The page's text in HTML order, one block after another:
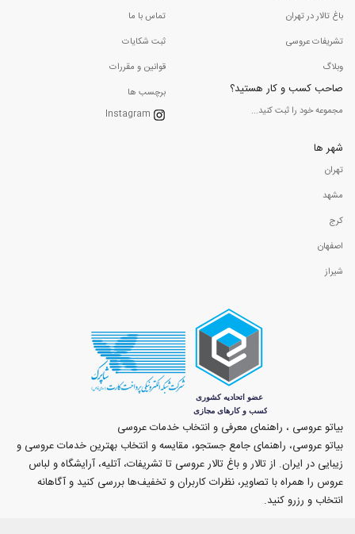
باغ تالار در تهران
تشریفات عروسی
وبلاگ
صاحب کسب و کار هستید؟
مجموعه خود را ثبت کنید...
تماس با ما
ثبت شکایات
قوانین و مقررات
برچسب ها
Instagram
شهر ها
تهران
مشهد
کرج
اصفهان
شیراز
بیاتو عروسی ، راهنمای معرفی و انتخاب خدمات عروسی
بیاتو عروسی، راهنمای جامع جستجو، مقایسه و انتخاب بهترین خدمات عروسی و
زیبایی در ایران. از تالار و باغ تالار عروسی تا تشریفات، آتلیه، آرایشگاه و لباس
عروس را همراه با تصاویر، نظرات کاربران و تخفیف‌ها بررسی کنید و آگاهانه
انتخاب و رزرو کنید.